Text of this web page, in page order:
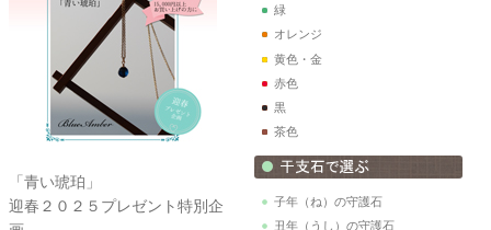
「青い琥珀」
迎春２０２５プレゼント特別企
緑
オレンジ
黄色・金
赤色
黒
茶色
子年（ね）の守護石
丑年（うし）の守護石